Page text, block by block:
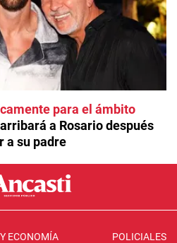
para el ámbito
a Rosario después
a su padre
ECONOMÍA POLICIALES